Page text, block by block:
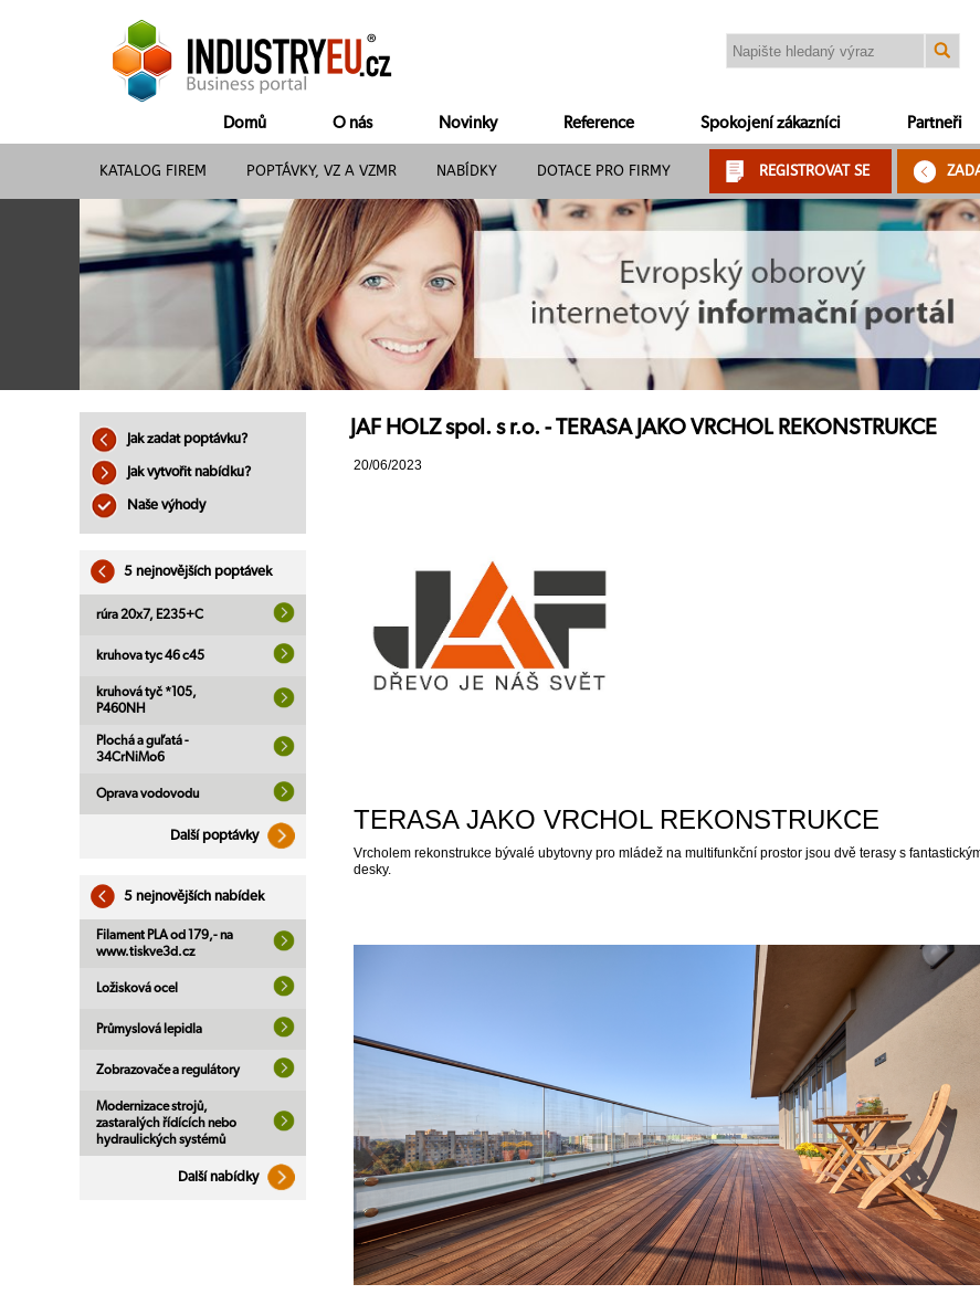
Domů O nás Novinky Reference Spokojení zákazníci Partneři
KATALOG FIREM POPTÁVKY, VZ A VZMR NABÍDKY DOTACE PRO FIRMY REGISTROVAT SE
Jak zadat poptávku?
Jak vytvořit nabídku?
Naše výhody
5 nejnovějších poptávek
rúra 20x7, E235+C
kruhova tyc 46 c45
kruhová tyč *105,
P460NH
Plochá a guľatá -
34CrNiMo6
Oprava vodovodu
Další poptávky
5 nejnovějších nabídek
Filament PLA od 179,- na
www.tiskve3d.cz
Ložisková ocel
Průmyslová lepidla
Zobrazovače a regulátory
Modernizace strojů,
zastaralých řídících nebo
hydraulických systémů
Další nabídky
JAF HOLZ spol. s r.o. - TERASA JAKO VRCHOL REKONSTRUKCE
20/06/2023
TERASA JAKO VRCHOL REKONSTRUKCE
Vrcholem rekonstrukce bývalé ubytovny pro mládež na multifunkční prostor jsou dvě terasy s
desky.